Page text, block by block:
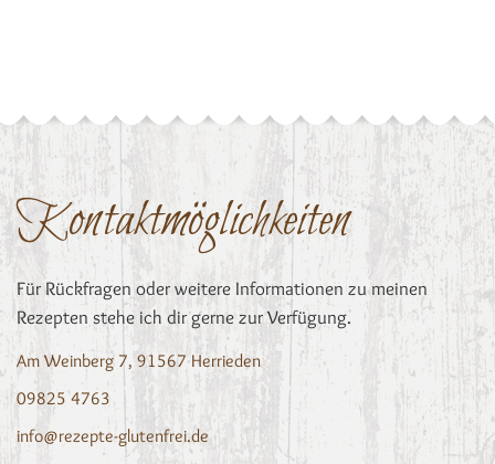
Kontaktmöglichkeiten
Für Rückfragen oder weitere Informationen zu meinen
Rezepten stehe ich dir gerne zur Verfügung.
Am Weinberg 7, 91567 Herrieden
09825 4763
info@rezepte-glutenfrei.de